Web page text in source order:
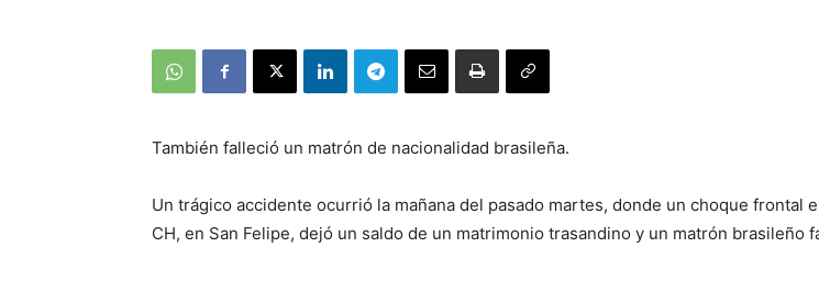
También falleció un matrón de nacionalidad brasileña.
Un trágico accidente ocurrió la mañana del pasado martes, donde un choque frontal
CH, en San Felipe, dejó un saldo de un matrimonio trasandino y un matrón brasileño